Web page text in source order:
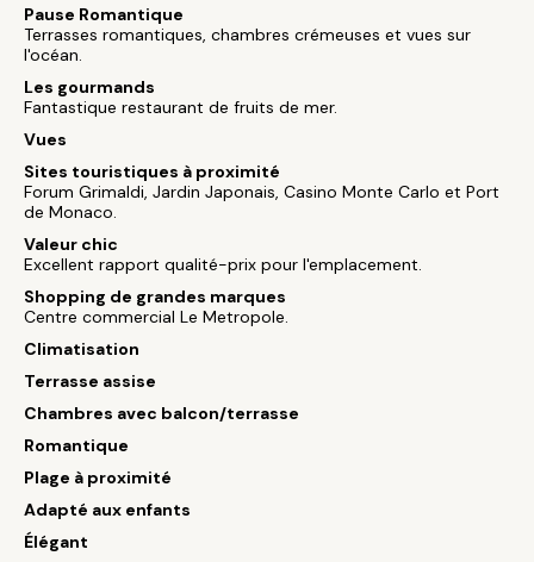
Pause Romantique
Terrasses romantiques, chambres crémeuses et vues sur
l'océan.
Les gourmands
Fantastique restaurant de fruits de mer.
Vues
Sites touristiques à proximité
Forum Grimaldi, Jardin Japonais, Casino Monte Carlo et Port
de Monaco.
Valeur chic
Excellent rapport qualité-prix pour l'emplacement.
Shopping de grandes marques
Centre commercial Le Metropole.
Climatisation
Terrasse assise
Chambres avec balcon/terrasse
Romantique
Plage à proximité
Adapté aux enfants
Élégant